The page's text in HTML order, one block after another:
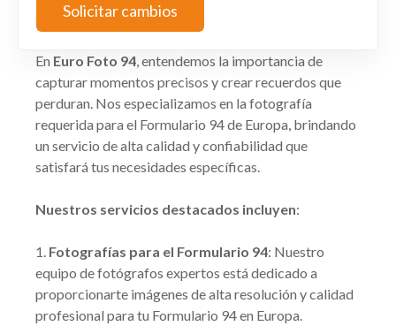
Solicitar cambios
En Euro Foto 94, entendemos la importancia de
capturar momentos precisos y crear recuerdos que
perduran. Nos especializamos en la fotografía
requerida para el Formulario 94 de Europa, brindando
un servicio de alta calidad y confiabilidad que
satisfará tus necesidades específicas.
Nuestros servicios destacados incluyen:
Fotografías para el Formulario 94: Nuestro
equipo de fotógrafos expertos está dedicado a
proporcionarte imágenes de alta resolución y calidad
profesional para tu Formulario 94 en Europa.